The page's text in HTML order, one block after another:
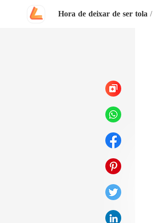
Hora de deixar de ser tola /